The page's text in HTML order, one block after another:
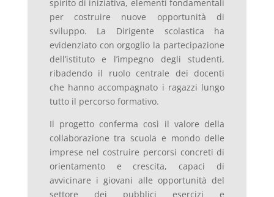
spirito di iniziativa, elementi fondamentali
per costruire nuove opportunità di
sviluppo. La Dirigente scolastica ha
evidenziato con orgoglio la partecipazione
dell’istituto e l’impegno degli studenti,
ribadendo il ruolo centrale dei docenti
che hanno accompagnato i ragazzi lungo
tutto il percorso formativo.
Il progetto conferma così il valore della
collaborazione tra scuola e mondo delle
imprese nel costruire percorsi concreti di
orientamento e crescita, capaci di
avvicinare i giovani alle opportunità del
settore dei pubblici esercizi e